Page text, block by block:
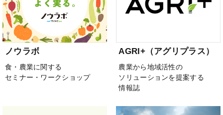
ノウラボ
食・農業に関する
セミナー・ワークショップ
AGRI+（アグリプラス）
農業から地域活性の
ソリューションを提案する
情報誌